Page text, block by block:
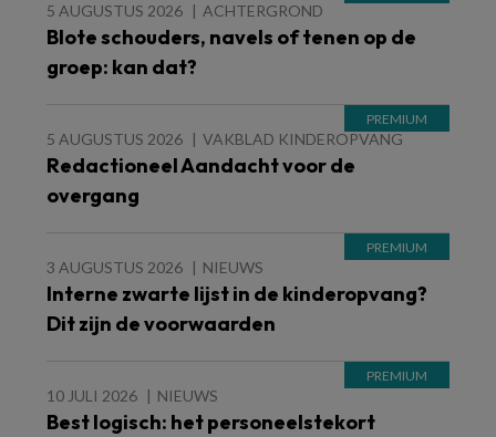
5 AUGUSTUS 2026 ACHTERGROND
Blote schouders, navels of tenen op de
groep: kan dat?
5 AUGUSTUS 2026 VAKBLAD KINDEROPVANG
Redactioneel Aandacht voor de
overgang
3 AUGUSTUS 2026 NIEUWS
Interne zwarte lijst in de kinderopvang?
Dit zijn de voorwaarden
10 JULI 2026 NIEUWS
Best logisch: het personeelstekort